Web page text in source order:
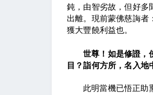
鈍，由智劣故，但好多
出離。現前蒙佛慈誨者
獲大豐饒利益也。
世尊！如是修證，
目？詣何方所，名入地
此明當機已悟正助